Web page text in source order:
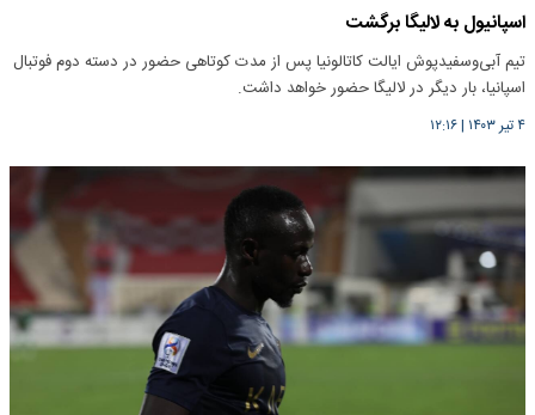
اسپانیول به لالیگا برگشت
تیم آبی‌و‌سفیدپوش ایالت کاتالونیا پس از مدت کوتاهی حضور در دسته دوم فوتبال
اسپانیا، بار دیگر در لالیگا حضور خواهد داشت.
۴ تیر ۱۴۰۳ |۱۲:۱۶